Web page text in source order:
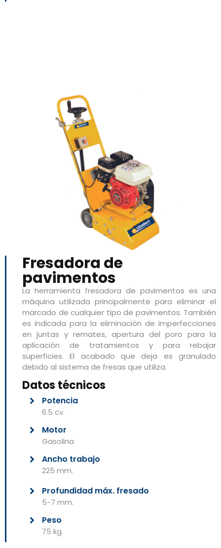
Fresadora de
pavimentos
La herramienta fresadora de pavimentos es una
máquina utilizada principalmente para eliminar el
marcado de cualquier tipo de pavimentos. También
es indicada para la eliminación de imperfecciones
en juntas y remates, apertura del poro para la
aplicación de tratamientos y para rebajar
superficies. El acabado que deja es granulado
debido al sistema de fresas que utiliza.
Datos técnicos
Potencia
6.5 cv.
Motor
Gasolina
Ancho trabajo
225 mm.
Profundidad máx. fresado
5-7 mm.
Peso
75 kg.